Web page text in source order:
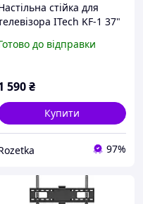
стійка для
ITech KF-1 37"
до відправки
590₴
Купити
97%